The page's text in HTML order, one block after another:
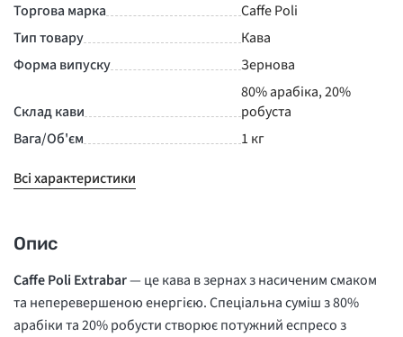
Торгова марка
Caffe Poli
Тип товару
Кава
Форма випуску
Зернова
Склад кави
80% арабіка, 20%
робуста
Вага/Об'єм
1 кг
Всі характеристики
Опис
Caffe Poli Extrabar— це кава в зернах з насиченим смаком
та неперевершеною енергією. Спеціальна суміш з 80%
арабіки та 20% робусти створює потужний еспресо з